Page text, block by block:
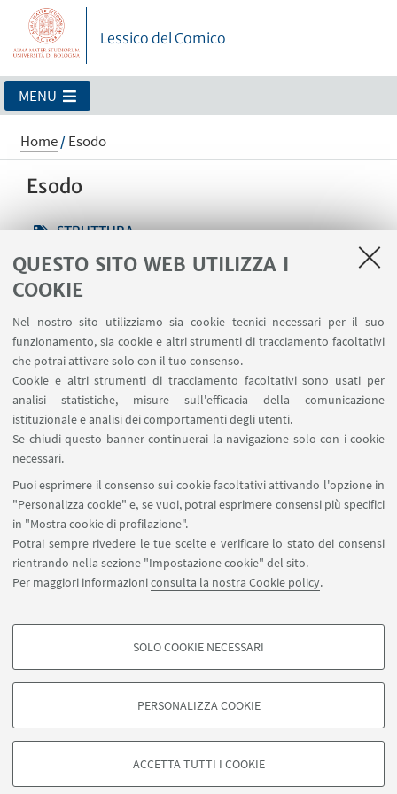
QUESTO SITO WEB UTILIZZA I
COOKIE
Nel nostro sito utilizziamo sia cookie tecnici necessari per il suo
funzionamento, sia cookie e altri strumenti di tracciamento facoltativi
che potrai attivare solo con il tuo consenso.
Cookie e altri strumenti di tracciamento facoltativi sono usati per
analisi statistiche, misure sull'efficacia della comunicazione
istituzionale e analisi dei comportamenti degli utenti.
Se chiudi questo banner continuerai la navigazione solo con i cookie
necessari.
Puoi esprimere il consenso sui cookie facoltativi attivando l'opzione in
"Personalizza cookie" e, se vuoi, potrai esprimere consensi più specifici
in "Mostra cookie di profilazione".
Potrai sempre rivedere le tue scelte e verificare lo stato dei consensi
rientrando nella sezione "Impostazione cookie" del sito.
Per maggiori informazioniconsulta la nostra Cookie policy.
COOKIE DI PROFILAZIONE - FACOLTATIVI
degli utenti, creare profili in base al loro comportamento sul sito, per analisi
di marketing.
Google/Youtube Video
SOLO COOKIE NECESSARI
PERSONALIZZA COOKIE
ACCETTA TUTTI I COOKIE
Lessico del Comico
MENU
Home/Esodo
Esodo
STRUTTURA
Exodos | Ἔξοδος
Esodo nell’erudizione
Bibliografia di esodo
stefano.caciagli@unibo.it
Seguici su:
©Copyright 2026 - ALMA MATER STUDIORUM - Università di
Privacy- Note legali-Impostazioni Cookie